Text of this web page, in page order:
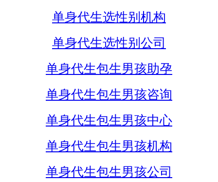
单身代生选性别机构
单身代生选性别公司
单身代生包生男孩助孕
单身代生包生男孩咨询
单身代生包生男孩中心
单身代生包生男孩机构
单身代生包生男孩公司